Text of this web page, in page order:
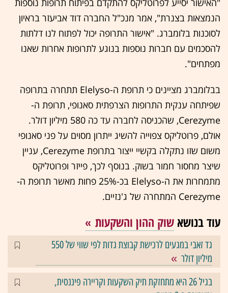
הנמצאות בצנרת", אמר מנכ"ל החברה דוד אביעזר בראיון
לסוכנות בלומברג. "אישור התרופה יכול לפתוח לנו דלתות
להסכמים עם חברות נוספות בנוגע לתרופות אחרות שאנו
מפתחים".
בבלומברג מציינים כי תרופת ה-Elelyso תתחרה בתרופה
שפיתחה ענקית התרופות הצרפתית סאנופי, תרופת ה-
Cerezyme, שהכניסה לחברה עד כה 580 מיליון דולר.
אולם, פרוטליקס צפוייה להשיג ייתרון מסוים על פני סאנופי
משום שזו נתקלה בקשיי ייצור בתרופת Cerezyme, עניין
שיצר מחסור חמור בשוק. בנוסף לכך, פייזר ופרוטליקס
מתמחרות את ה-Elelyso בכ-25% פחות מאשר תרופת ה-
Cerezyme המתחרה של ג'נזיים.
עוד בנושא שוק ההון והשקעות
גד זאבי במגעים לרכישת קבוצת גדות לפי שווי של 550
מיליון דולר
בגיל 26 היא מתחזקת תיק השקעות וקריירה פיננסית,